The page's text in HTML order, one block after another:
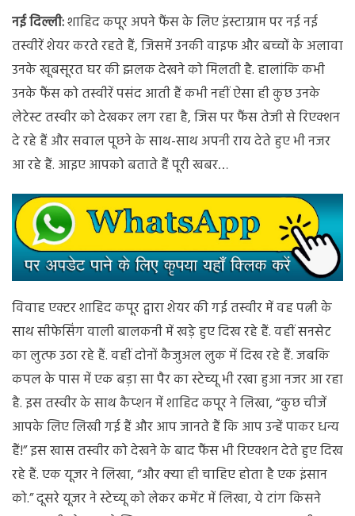
के
साथ
कपूर
ने
शेयर
की
तस्वीरें
नई दिल्ली:शाहिद कपूर अपने फैंस के लिए इंस्टाग्राम पर नई नई
तस्वीरें शेयर करते रहते हैं, जिसमें उनकी वाइफ और बच्चों के अलावा
उनके खूबसूरत घर की झलक देखने को मिलती है. हालांकि कभी
उनके फैंस को तस्वीरें पसंद आती हैं कभी नहीं ऐसा ही कुछ उनके
लेटेस्ट तस्वीर को देखकर लग रहा है, जिस पर फैंस तेजी से रिएक्शन
दे रहे हैं और सवाल पूछने के साथ-साथ अपनी राय देते हुए भी नजर
आ रहे हैं. आइए आपको बताते हैं पूरी खबर…
विवाह एक्टर शाहिद कपूर द्वारा शेयर की गई तस्वीर में वह पत्नी के
साथ सीफेसिंग वाली बालकनी में खड़े हुए दिख रहे हैं. वहीं सनसेट
का लुत्फ उठा रहे हैं. वहीं दोनों कैजुअल लुक में दिख रहे हैं. जबकि
कपल के पास में एक बड़ा सा पैर का स्टेच्यू भी रखा हुआ नजर आ रहा
है. इस तस्वीर के साथ कैप्शन में शाहिद कपूर ने लिखा, “कुछ चीजें
आपके लिए लिखी गई हैं और आप जानते हैं कि आप उन्हें पाकर धन्य
हैं!” इस खास तस्वीर को देखने के बाद फैंस भी रिएक्शन देते हुए दिख
रहे हैं. एक यूजर ने लिखा, “और क्या ही चाहिए होता है एक इंसान
को.” दूसरे यूजर ने स्टेच्यू को लेकर कमेंट में लिखा, ये टांग किसने